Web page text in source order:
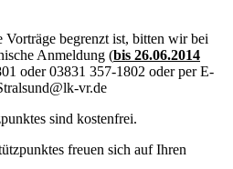
begrenzt ist, bitten wir bei
Anmeldung (bis 26.06.2014
oder 03831 357-1802 oder per E-
vr.de
sind kostenfrei.
freuen sich auf Ihren